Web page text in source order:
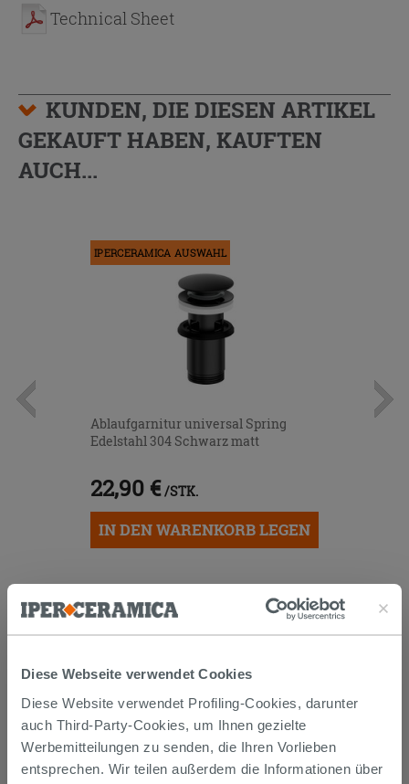
Diese Webseite verwendet Cookies
Diese Website verwendet Profiling-Cookies, darunter
auch Third-Party-Cookies, um Ihnen gezielte
Werbemitteilungen zu senden, die Ihren Vorlieben
entsprechen. Wir teilen außerdem die Informationen über
Technical Sheet
KUNDEN, DIE DIESEN ARTIKEL
GEKAUFT HABEN, KAUFTEN
AUCH...
IPERCERAMICA AUSWAHL
Ablaufgarnitur universal Spring
Edelstahl 304 Schwarz matt
22,90 € /STK.
IN DEN WARENKORB LEGEN
Versand